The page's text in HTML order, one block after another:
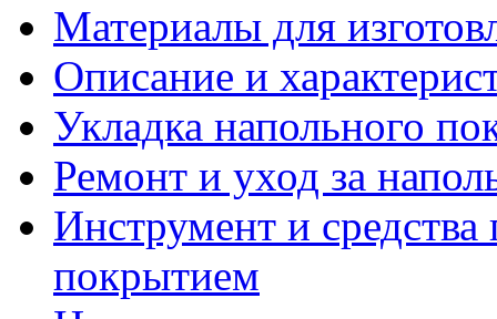
Материалы для
Описание и
Укладка напольного
Ремонт и уход за
Инструмент и
покрытием